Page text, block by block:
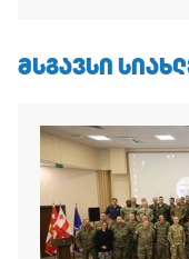
ᲛᲡᲒᲐᲕᲡᲘ